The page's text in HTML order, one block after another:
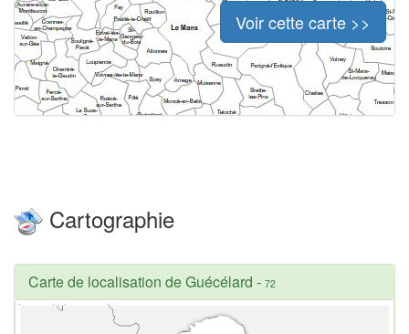
Voir cette carte >>
Cartographie
Carte de localisation de Guécélard - 72